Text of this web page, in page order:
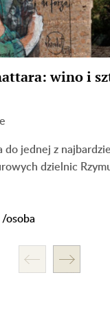
wino i
do jednej z
dzielnic
/osoba